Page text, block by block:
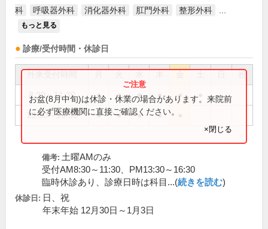
科
呼吸器外科 消化器外科 肛門外科 整形外科
もっと見る
診療/受付時間・休診日
祝
8:30～11:30 ● ● ● ● ●
13:30～16:30 ● ● ● ●
お盆(8月中旬)は休診・休業の場合があります。来院前
に必ず医療機関に直接ご確認ください。
×閉じる
備考: 土曜AMのみ
受付AM8:30～11:30、PM13:30～16:30
臨時休診あり、診療日時は科目...(続きを読む)
休診日: 日、祝
年末年始 12月30日～1月3日